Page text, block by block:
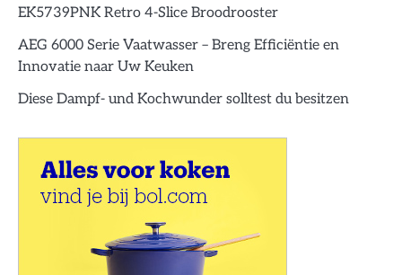
EK5739PNK Retro 4-Slice Broodrooster
AEG 6000 Serie Vaatwasser – Breng Efficiëntie en
Innovatie naar Uw Keuken
Diese Dampf- und Kochwunder solltest du besitzen